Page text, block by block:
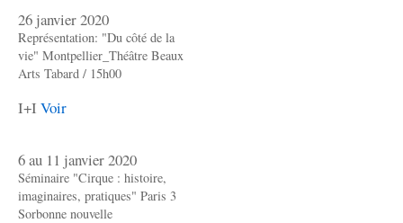
26 janvier 2020
Représentation: "Du côté de la
vie" Montpellier_Théâtre Beaux
Arts Tabard / 15h00
I+I Voir
6 au 11 janvier 2020
Séminaire "Cirque : histoire,
imaginaires, pratiques" Paris 3
Sorbonne nouvelle